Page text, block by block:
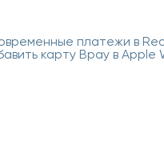
платежи в
карту Bpay в